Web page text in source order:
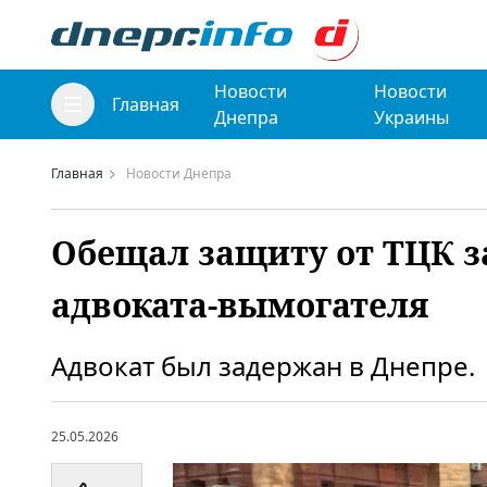
Главная
Новости
Днепра
Новости
Украины
Главная Новости Днепра
Обещал защиту от ТЦК
адвоката-вымогателя
Адвокат был задержан в Днепре.
25.05.2026